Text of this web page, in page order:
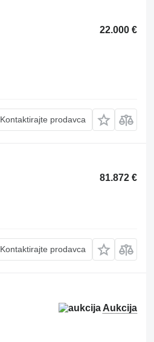
22.000 €
Kontaktirajte prodavca
81.872 €
Kontaktirajte prodavca
Aukcija